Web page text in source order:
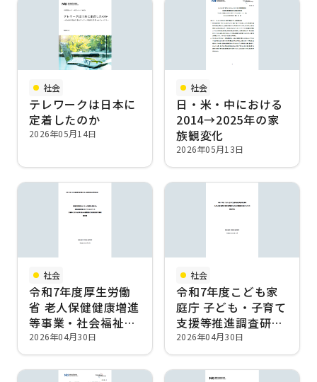
社会
テレワークは日本に
定着したのか
2026年05月14日
社会
日・米・中における
2014→2025年の家
族観変化
2026年05月13日
社会
令和7年度厚生労働
省 老人保健健康増進
等事業・社会福祉推
進事業・障害者総合
福祉推進事業
2026年04月30日
社会
令和7年度こども家
庭庁 子ども・子育て
支援等推進調査研究
事業/子ども・子育て
支援調査研究事業
2026年04月30日